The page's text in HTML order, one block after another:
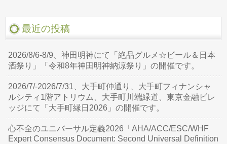
最近の投稿
2026/8/6-8/9、神田明神にて「絶品グルメ☆ビール＆日本
酒祭り」「令和8年神田明神納涼祭り」の開催です。
2026/7/-2026/7/31、大手町仲通り、大手町フィナンシャ
ルシティ1階アトリウム、大手町川端緑道、東京金融ビレ
ッジにて「大手町縁日2026」の開催です。
心不全のユニバーサル定義2026「AHA/ACC/ESC/WHF
Expert Consensus Document: Second Universal Definition